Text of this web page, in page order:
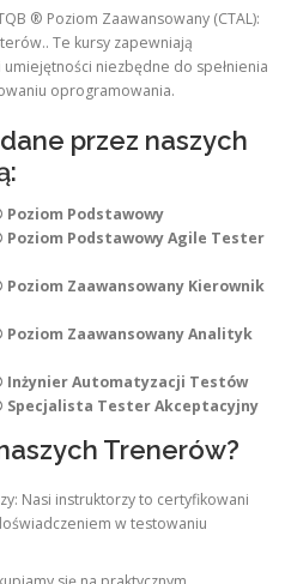
® Poziom Zaawansowany (CTAL):
Te kursy zapewniają
niezbędne do spełnienia
oprogramowania.
przez naszych
Podstawowy
Podstawowy Agile Tester
Zaawansowany Kierownik
Zaawansowany Analityk
Inżynier Automatyzacji Testów
Specjalista Tester Akceptacyjny
Trenerów?
Nasi instruktorzy to certyfikowani
w testowaniu